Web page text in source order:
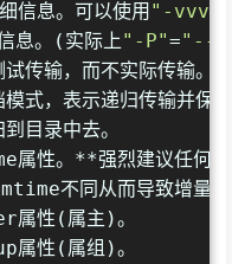
信息。可以使用 "-vvvv"
息。(实际上"-P"="--
输，而不实际传输。
表示递归传输并保持
录中去。
属性。**强烈建议任何
不同从而导致增量传
性(属主)。
性(属组)。